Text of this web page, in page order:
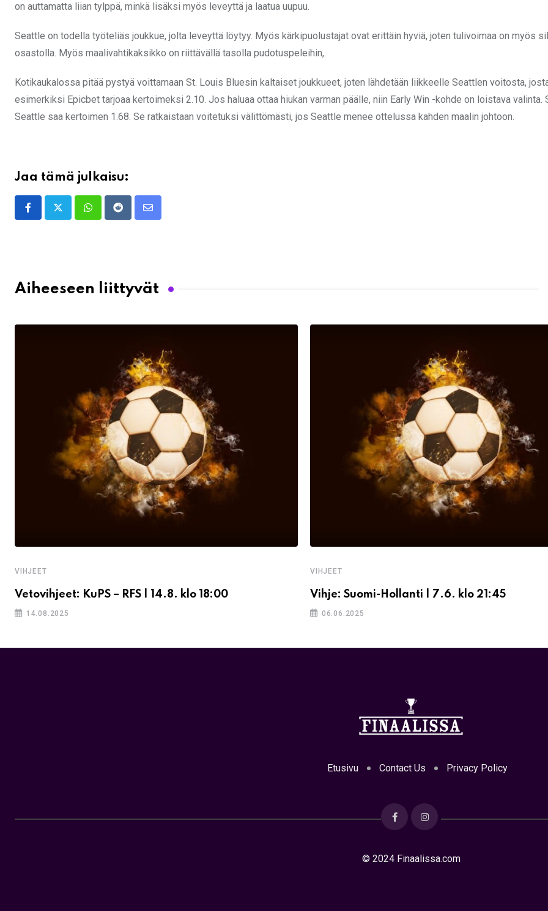
on auttamatta liian tylppä, minkä lisäksi myös leveyttä ja laatua uupuu.
Seattle on todella työteliäs joukkue, jolta leveyttä löytyy. Myös kärkipuolustajat ovat erittäin hyviä, joten tulivoimaa on myös
osastolla. Myös maalivahtikaksikko on riittävällä tasolla pudotuspeleihin,.
Kotikaukalossa pitää pystyä voittamaan St. Louis Bluesin kaltaiset joukkueet, joten lähdetään liikkeelle Seattlen voitosta,
esimerkiksi Epicbet tarjoaa kertoimeksi 2.10. Jos haluaa ottaa hiukan varman päälle, niin Early Win -kohde on loistava valinta.
Seattle saa kertoimen 1.68. Se ratkaistaan voitetuksi välittömästi, jos Seattle menee ottelussa kahden maalin johtoon.
Jaa tämä julkaisu:
WhatsappRedditShare
Aiheeseen liittyvät
VIHJEET
Vetovihjeet: KuPS – RFS | 14.8. klo 18:00
14.08.2025
VIHJEET
Vihje: Suomi-Hollanti | 7.6. klo 21:45
06.06.2025
Etusivu Contact Us Privacy Policy
© 2024 Finaalissa.com